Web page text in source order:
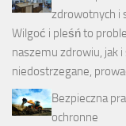
zdrowotnych i
Wilgoć i pleśń to
naszemu zdrowiu, jak
niedostrzegane,
Bezpieczna
ochronne